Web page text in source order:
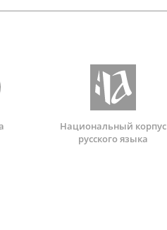
Национальный корпус
русского языка